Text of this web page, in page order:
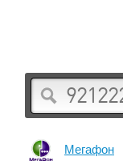
Мегафон